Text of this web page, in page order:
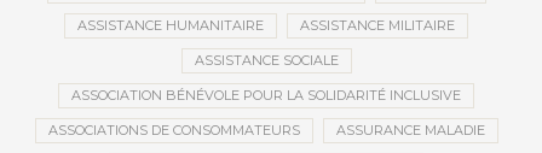
ASSISTANCE HUMANITAIRE ASSISTANCE MILITAIRE
ASSISTANCE SOCIALE
ASSOCIATION BÉNÉVOLE POUR LA SOLIDARITÉ INCLUSIVE
ASSOCIATIONS DE CONSOMMATEURS ASSURANCE MALADIE